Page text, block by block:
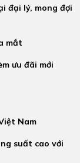
đại lý, mong đợi
mắt
ưu đãi mới
Nam
suất cao với